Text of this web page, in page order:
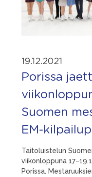
19.12.2021
Porissa
Suomen
EM-
Taitoluistelun
viikonloppuna
Porissa.